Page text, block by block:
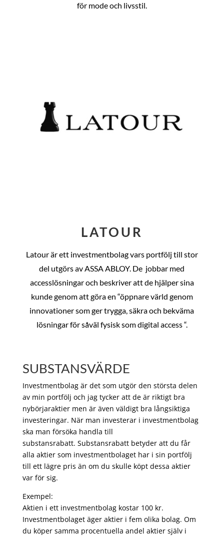
för mode och livsstil.
LATOUR
Latour är ett investmentbolag vars portfölj till stor
del utgörs av ASSA ABLOY. De jobbar med
accesslösningar och beskriver att de hjälper sina
kunde genom att göra en “öppnare värld genom
innovationer som ger trygga, säkra och bekväma
lösningar för såväl fysisk som digital access “.
SUBSTANSVÄRDE
Investmentbolag är det som utgör den största delen
av min portfölj och jag tycker att de är riktigt bra
nybörjaraktier men är även väldigt bra långsiktiga
investeringar. När man investerar i investmentbolag
ska man försöka handla till
substansrabatt. Substansrabatt betyder att du får
alla aktier som investmentbolaget har i sin portfölj
till ett lägre pris än om du skulle köpt dessa aktier
var för sig.
Exempel:
Aktien i ett investmentbolag kostar 100 kr.
Investmentbolaget äger aktier i fem olika bolag. Om
du köper samma procentuella andel aktier själv i